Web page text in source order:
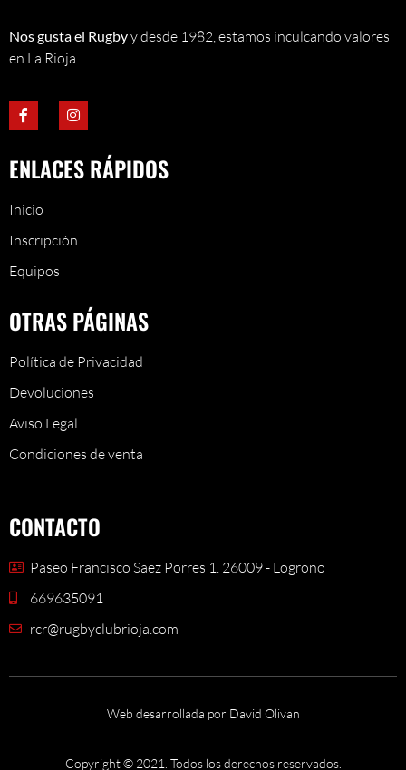
Nos gusta el Rugbyy desde 1982, estamos inculcando valores
en La Rioja.
ENLACES RÁPIDOS
Inicio
Inscripción
Equipos
OTRAS PÁGINAS
Política de Privacidad
Devoluciones
Aviso Legal
Condiciones de venta
CONTACTO
Paseo Francisco Saez Porres 1. 26009 - Logroño
669635091
rcr@rugbyclubrioja.com
Web desarrollada por David Olivan
Copyright © 2021. Todos los derechos reservados.